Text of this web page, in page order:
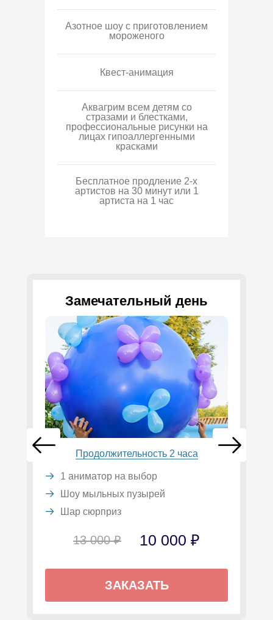
Азотное шоу с приготовлением
мороженого
Квест-анимация
Аквагрим всем детям со
стразами и блестками,
профессиональные рисунки на
лицах гипоаллергенными
красками
Бесплатное продление 2-х
артистов на 30 минут или 1
артиста на 1 час
Замечательный день
Продолжительность 2 часа
1 аниматор на выбор
Шоу мыльных пузырей
Шар сюрприз
13 000 ₽ 10 000 ₽
ЗАКАЗАТЬ